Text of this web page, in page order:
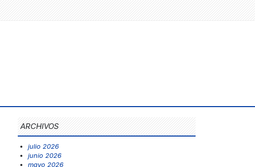
ARCHIVOS
julio 2026
junio 2026
mayo 2026